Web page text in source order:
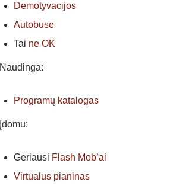
Demotyvacijos
Autobuse
Tai ne OK
Naudinga:
Programų katalogas
Įdomu:
Geriausi Flash Mob’ai
Virtualus pianinas